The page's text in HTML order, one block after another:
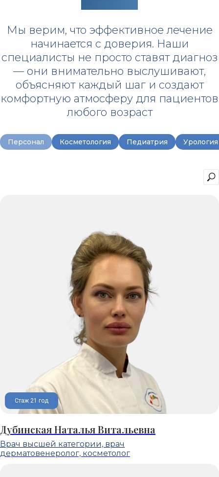
Мы верим, что эффективное лечение
начинается с доверия. Наши
специалисты не просто ставят диагноз
— они внимательно выслушивают,
объясняют каждый шаг и создают
комфортную атмосферу для пациентов
любого возраст
Персонал Косметология Педиатрия Урология
Стаж 21 год
Дубинская Наталья Витальевна
Врач высшей категории, врач
дерматовенеролог, косметолог